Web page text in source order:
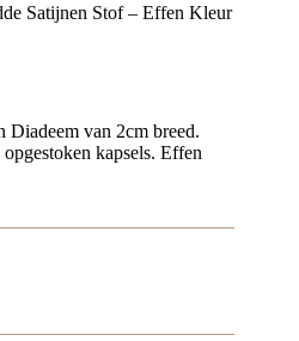
Satijnen Stof – Effen Kleur
Diadeem van 2cm breed.
kapsels. Effen